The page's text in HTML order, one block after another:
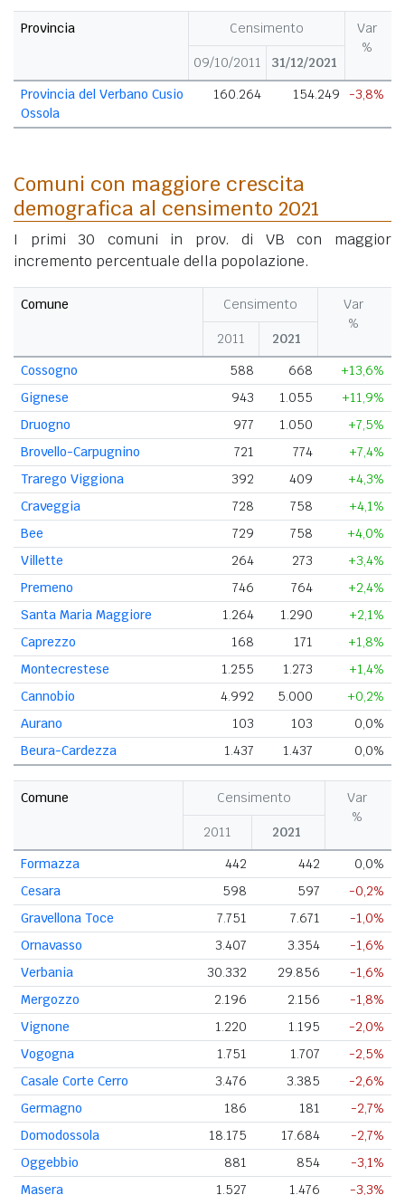
Provincia Censimento
Var
%
09/10/2011
31/12/2021
Provincia del Verbano Cusio
Ossola
160.264 154.249 -3,8%
Comuni con maggiore crescita
demografica al censimento 2021
I primi 30 comuni in prov. di VB con maggior
incremento percentuale della popolazione.
Comune Censimento
Var
%
2011
2021
Cossogno
588 668
+13,6%
Gignese
943 1.055
+11,9%
Druogno
977 1.050
+7,5%
Brovello-Carpugnino
721 774
+7,4%
Trarego Viggiona
392 409
+4,3%
Craveggia
728 758
+4,1%
Bee
729 758
+4,0%
Villette
264 273
+3,4%
Premeno
746 764
+2,4%
Santa Maria Maggiore
1.264 1.290
+2,1%
Caprezzo
168 171
+1,8%
Montecrestese
1.255 1.273
+1,4%
Cannobio
4.992 5.000
+0,2%
Aurano
103 103
0,0%
Beura-Cardezza
1.437 1.437 0,0%
Comune Censimento
Var
%
2011
2021
Formazza
442 442
0,0%
Cesara
598 597
-0,2%
Gravellona Toce
7.751 7.671
-1,0%
Ornavasso
3.407 3.354
-1,6%
Verbania
30.332 29.856
-1,6%
Mergozzo
2.196 2.156
-1,8%
Vignone
1.220 1.195
-2,0%
Vogogna
1.751 1.707
-2,5%
Casale Corte Cerro
3.476 3.385
-2,6%
Germagno
186 181
-2,7%
Domodossola
18.175 17.684
-2,7%
Oggebbio
881 854
-3,1%
Masera
1.527 1.476 -3,3%